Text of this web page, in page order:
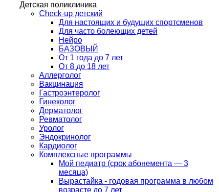
Детская поликлиника
Check-up детский
Для настоящих и будущих спортсменов
Для часто болеющих детей
Нейро
БАЗОВЫЙ
От 1 года до 7 лет
От 8 до 18 лет
Аллерголог
Вакцинация
Гастроэнтеролог
Гинеколог
Дерматолог
Ревматолог
Уролог
Эндокринолог
Кардиолог
Комплексные программы
Мой педиатр (срок абонемента — 3
месяца)
Вырастайка - годовая программа в любом
возрасте до 7 лет